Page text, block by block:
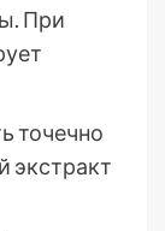
При
точечно
экстракт